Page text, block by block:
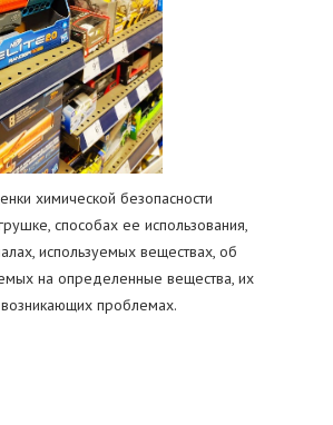
химической безопасности
способах ее использования,
используемых веществах, об
на определенные вещества, их
проблемах.